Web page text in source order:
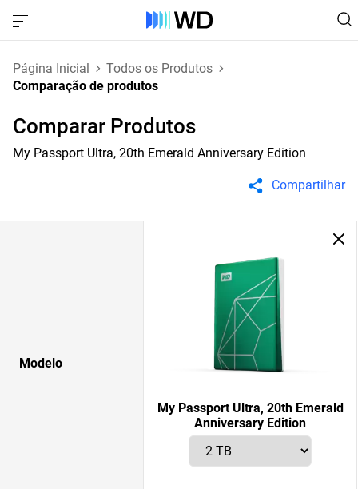
Página Inicial
Todos os Produtos
Comparação de produtos
Comparar Produtos
My Passport Ultra, 20th Emerald Anniversary Edition
Compartilhar
Modelo
My Passport Ultra, 20th Emerald
Anniversary Edition